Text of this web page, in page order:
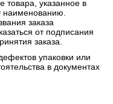
указанное в
наименованию.
заказа
от подписания
заказа.
упаковки или
в документах